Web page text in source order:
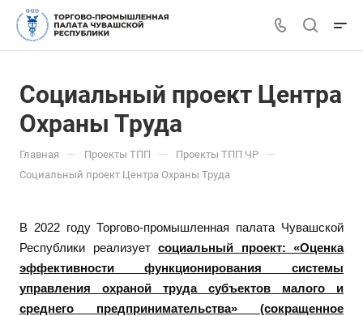
Социальный проект Центра
Охраны Труда
Главная — Проекты ТПП — Проекты ТПП ЧР —
Социальный проект Центра Охраны Труда
В 2022 году Торгово-промышленная палата Чувашской
Республики реализует социальный проект: «Оценка
эффективности функционирования системы
управления охраной труда субъектов малого и
среднего предпринимательства» (сокращенное